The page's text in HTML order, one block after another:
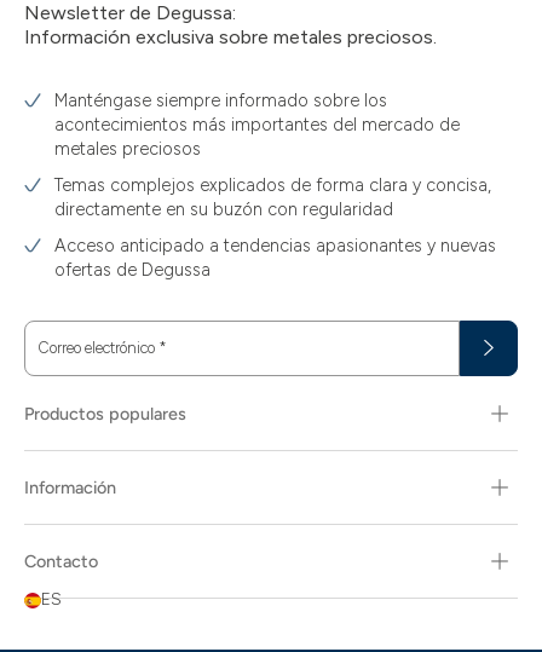
Newsletter de Degussa:
Información exclusiva sobre metales preciosos.
Manténgase siempre informado sobre los
acontecimientos más importantes del mercado de
metales preciosos
Temas complejos explicados de forma clara y concisa,
directamente en su buzón con regularidad
Acceso anticipado a tendencias apasionantes y nuevas
ofertas de Degussa
Correo electrónico *
Productos populares
Información
Contacto
ES